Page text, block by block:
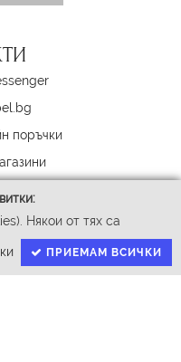
Някои от тях са
докато други ни
За да доставим
и обработваме
ПРИЕМАМ ВСИЧКИ
поръчки